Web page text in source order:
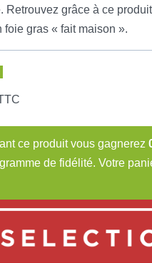
Retrouvez grâce à ce
foie gras « fait maison ».
ce produit vous gagnerez
de fidélité. Votre